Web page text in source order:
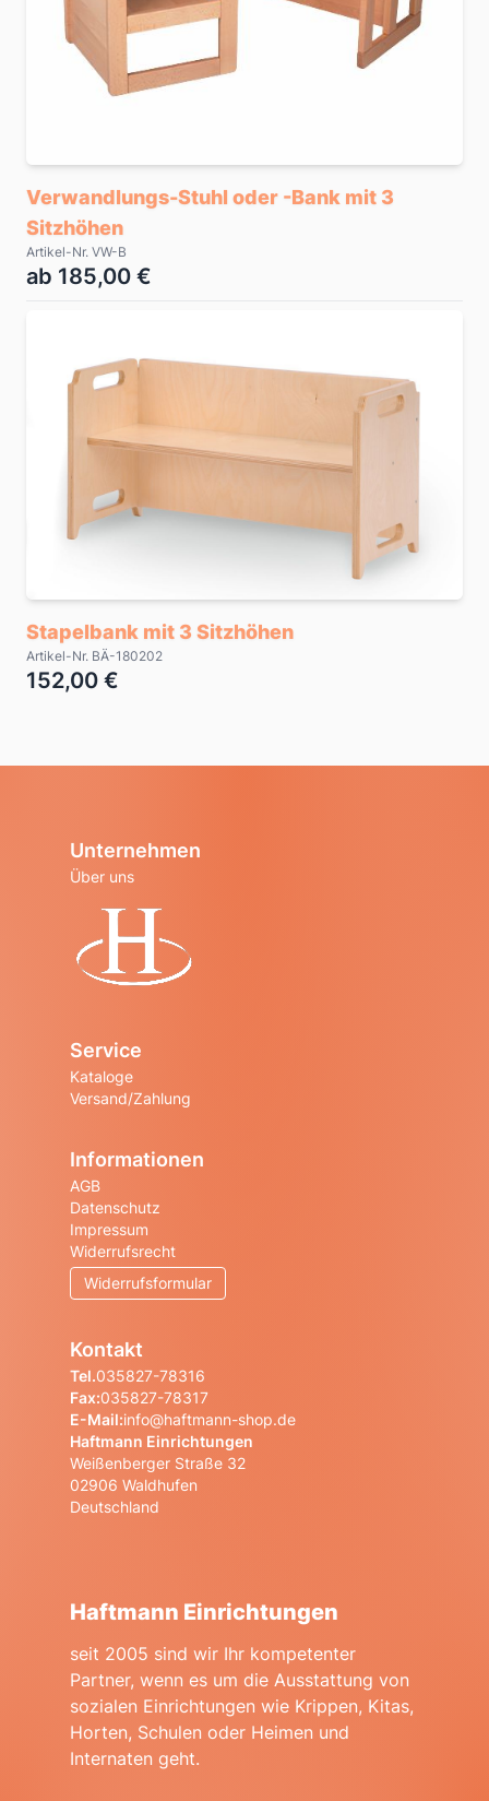
Verwandlungs-Stuhl oder -Bank mit 3
Sitzhöhen
Artikel-Nr. VW-B
ab 185,00 €
Stapelbank mit 3 Sitzhöhen
Artikel-Nr. BÄ-180202
152,00 €
Unternehmen
Über uns
Service
Kataloge
Versand/Zahlung
Informationen
AGB
Datenschutz
Impressum
Widerrufsrecht
Widerrufsformular
Kontakt
Tel.035827-78316
Fax:035827-78317
E-Mail:info@haftmann-shop.de
Haftmann Einrichtungen
Weißenberger Straße 32
02906 Waldhufen
Deutschland
Haftmann Einrichtungen
seit 2005 sind wir Ihr kompetenter
Partner, wenn es um die Ausstattung von
sozialen Einrichtungen wie Krippen, Kitas,
Horten, Schulen oder Heimen und
Internaten geht.